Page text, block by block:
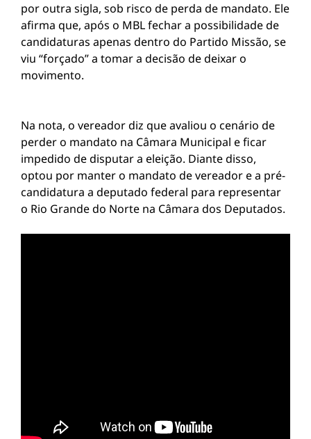
por outra sigla, sob risco de perda de mandato. Ele
afirma que, após o MBL fechar a possibilidade de
candidaturas apenas dentro do Partido Missão, se
viu “forçado” a tomar a decisão de deixar o
movimento.
Na nota, o vereador diz que avaliou o cenário de
perder o mandato na Câmara Municipal e ficar
impedido de disputar a eleição. Diante disso,
optou por manter o mandato de vereador e a pré-
candidatura a deputado federal para representar
o Rio Grande do Norte na Câmara dos Deputados.